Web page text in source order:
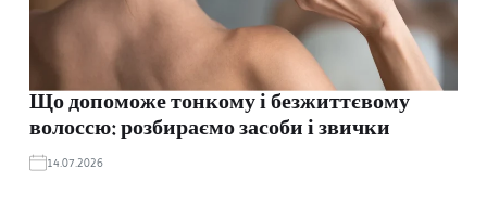
Що допоможе тонкому і безжиттєвому
волоссю: розбираємо засоби і звички
14.07.2026